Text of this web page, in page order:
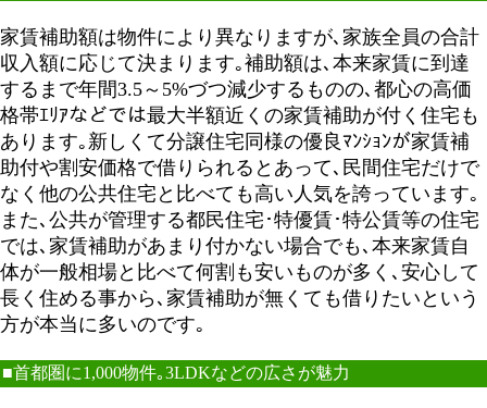
家賃補助額は物件により異なりますが､家族全員の合計
収入額に応じて決まります｡補助額は､本来家賃に到達
するまで年間3.5～5%づつ減少するものの､都心の高価
格帯ｴﾘｱなどでは最大半額近くの家賃補助が付く住宅も
あります｡新しくて分譲住宅同様の優良ﾏﾝｼｮﾝが家賃補
助付や割安価格で借りられるとあって､民間住宅だけで
なく他の公共住宅と比べても高い人気を誇っています｡
また､公共が管理する都民住宅･特優賃･特公賃等の住宅
では､家賃補助があまり付かない場合でも､本来家賃自
体が一般相場と比べて何割も安いものが多く､安心して
長く住める事から､家賃補助が無くても借りたいという
方が本当に多いのです｡
■首都圏に1,000物件｡3LDKなどの広さが魅力